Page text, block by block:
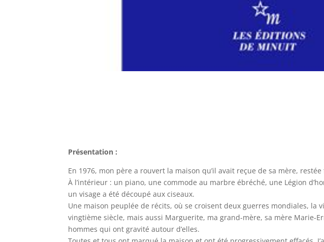
Présentation :
En 1976, mon père a rouvert la maison qu’il avait reçue de sa mère,
À l’intérieur : un piano, une commode au marbre ébréché, une Légion
un visage a été découpé aux ciseaux.
Une maison peuplée de récits, où se croisent deux guerres mondiales, la
vingtième siècle, mais aussi Marguerite, ma grand-mère, sa mère Marie-
hommes qui ont gravité autour d’elles.